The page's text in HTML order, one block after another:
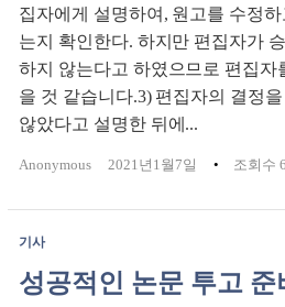
집자에게 설명하여, 원고를 수정
는지 확인한다. 하지만 편집자가
하지 않는다고 하였으므로 편집자
을 것 같습니다.3) 편집자의 결정
않았다고 설명한 뒤에...
Anonymous 2021년1월7일 조회수
기사
성공적인 논문 투고 준